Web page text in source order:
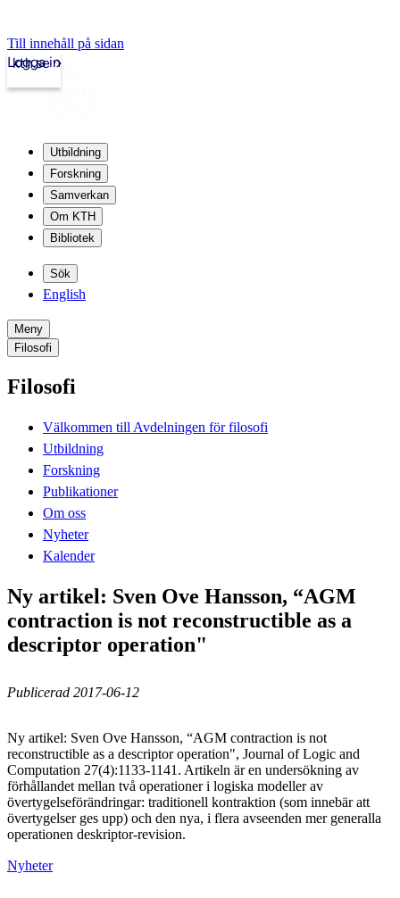
Till innehåll på sidan
kth.se
Logga in
Utbildning
Forskning
Samverkan
Om KTH
Bibliotek
Sök
English
Meny
Filosofi
Filosofi
Välkommen till Avdelningen för filosofi
Utbildning
Forskning
Publikationer
Om oss
Nyheter
Kalender
Ny artikel: Sven Ove Hansson, “AGM
contraction is not reconstructible as a
descriptor operation"
Publicerad 2017-06-12
Ny artikel: Sven Ove Hansson, “AGM contraction is not
reconstructible as a descriptor operation", Journal of Logic and
Computation 27(4):1133-1141. Artikeln är en undersökning av
förhållandet mellan två operationer i logiska modeller av
övertygelseförändringar: traditionell kontraktion (som innebär att
övertygelser ges upp) och den nya, i flera avseenden mer generalla
operationen deskriptor-revision.
Nyheter